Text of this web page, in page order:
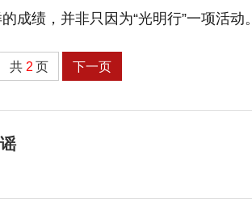
成绩，并非只因为“光明行”一项活动。
共 2 页 下一页